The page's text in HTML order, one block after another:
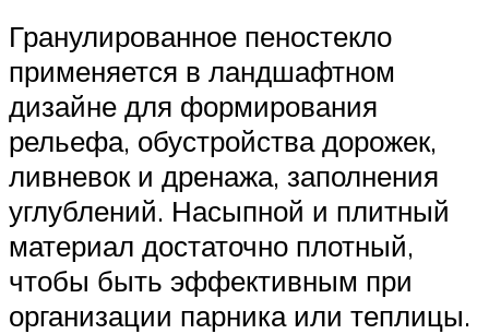
Гранулированное пеностекло
применяется в ландшафтном
дизайне для формирования
рельефа, обустройства дорожек,
ливневок и дренажа, заполнения
углублений. Насыпной и плитный
материал достаточно плотный,
чтобы быть эффективным при
организации парника или теплицы.